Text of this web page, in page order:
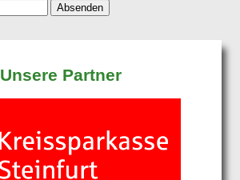
Unsere Partner